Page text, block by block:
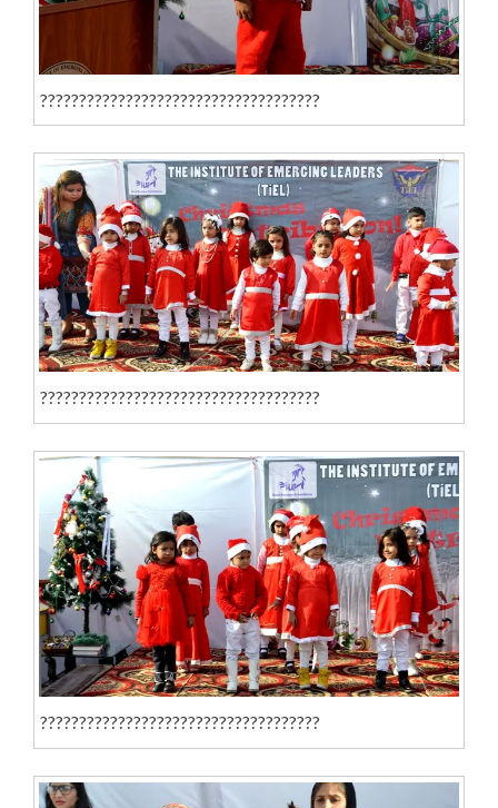
????????????????????????????????????
????????????????????????????????????
????????????????????????????????????